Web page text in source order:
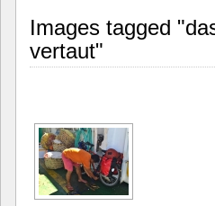
Images tagged
vertaut"